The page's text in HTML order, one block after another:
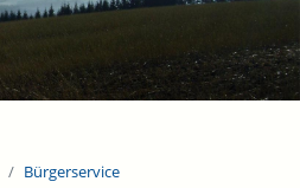
Bürgerservice